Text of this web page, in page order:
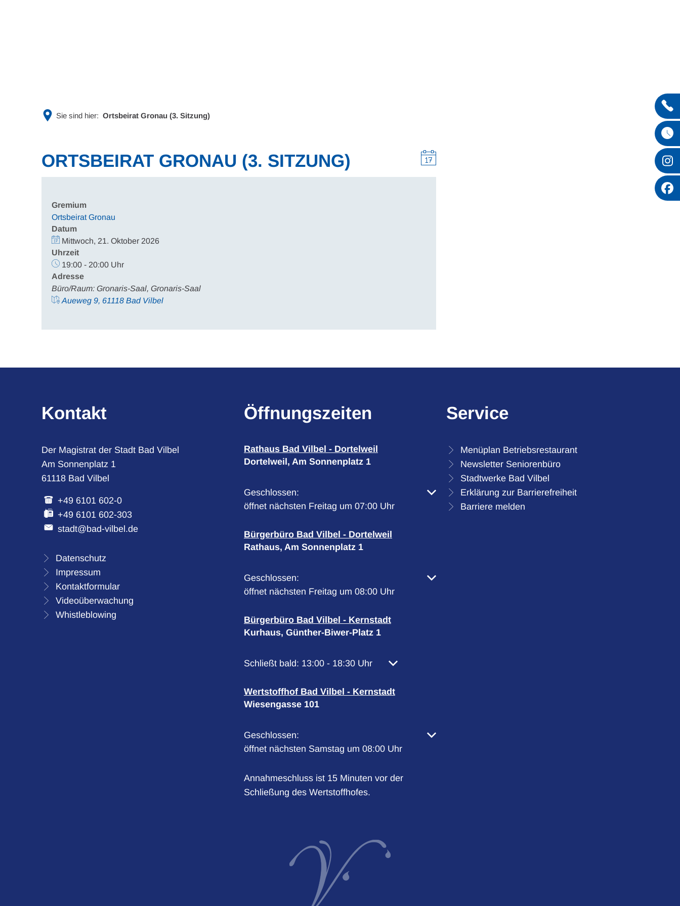
Sie sind hier: Ortsbeirat Gronau (3. Sitzung)
ORTSBEIRAT GRONAU (3. SITZUNG)
Gremium
Ortsbeirat Gronau
Datum
Mittwoch, 21. Oktober 2026
Uhrzeit
19:00 - 20:00 Uhr
Adresse
Büro/Raum: Gronaris-Saal, Gronaris-Saal
Aueweg 9, 61118 Bad Vilbel
Kontakt
Der Magistrat der Stadt Bad Vilbel
Am Sonnenplatz 1
61118 Bad Vilbel
+49 6101 602-0
+49 6101 602-303
stadt@bad-vilbel.de
Datenschutz
Impressum
Kontaktformular
Videoüberwachung
Whistleblowing
Öffnungszeiten
Rathaus Bad Vilbel - Dortelweil
Dortelweil, Am Sonnenplatz 1
Klicken, um weitere Öffnungs- oder Schließzeiten auszublenden
Geschlossen:
öffnet nächsten Freitag um 07:00 Uhr
Bürgerbüro Bad Vilbel - Dortelweil
Rathaus, Am Sonnenplatz 1
Klicken, um weitere Öffnungs- oder Schließzeiten auszublenden
Geschlossen:
öffnet nächsten Freitag um 08:00 Uhr
Bürgerbüro Bad Vilbel - Kernstadt
Kurhaus, Günther-Biwer-Platz 1
Klicken, um weitere Öffnungs- oder Schließzeiten auszublenden
Schließt bald: 13:00 - 18:30 Uhr Von 13:00 bis 18:30 Uhr
Wertstoffhof Bad Vilbel - Kernstadt
Wiesengasse 101
Klicken, um weitere Öffnungs- oder Schließzeiten auszublenden
Geschlossen:
öffnet nächsten Samstag um 08:00 Uhr
Annahmeschluss ist 15 Minuten vor der
Schließung des Wertstoffhofes.
Service
Menüplan Betriebsrestaurant
Newsletter Seniorenbüro
Stadtwerke Bad Vilbel
Erklärung zur Barrierefreiheit
Barriere melden